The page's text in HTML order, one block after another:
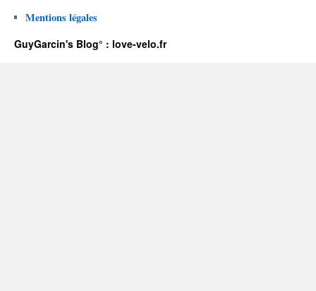
Mentions légales
GuyGarcin's Blog° : love-velo.fr